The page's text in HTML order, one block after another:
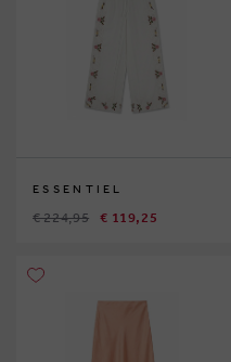
ESSENTIEL
€ 224,95 € 119,25